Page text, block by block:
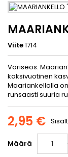
Viite1714
Väriseos.
kaksivuotinen
Maariankellolla
runsaasti suuria
2,95 €
Määrä